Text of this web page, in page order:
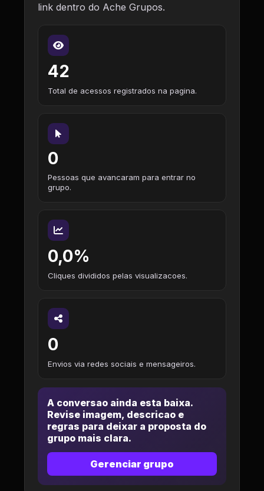
link dentro do Ache Grupos.
42
Total de acessos registrados na pagina.
0
Pessoas que avancaram para entrar no
grupo.
0,0%
Cliques divididos pelas visualizacoes.
0
Envios via redes sociais e mensageiros.
A conversao ainda esta baixa.
Revise imagem, descricao e
regras para deixar a proposta do
grupo mais clara.
Gerenciar grupo